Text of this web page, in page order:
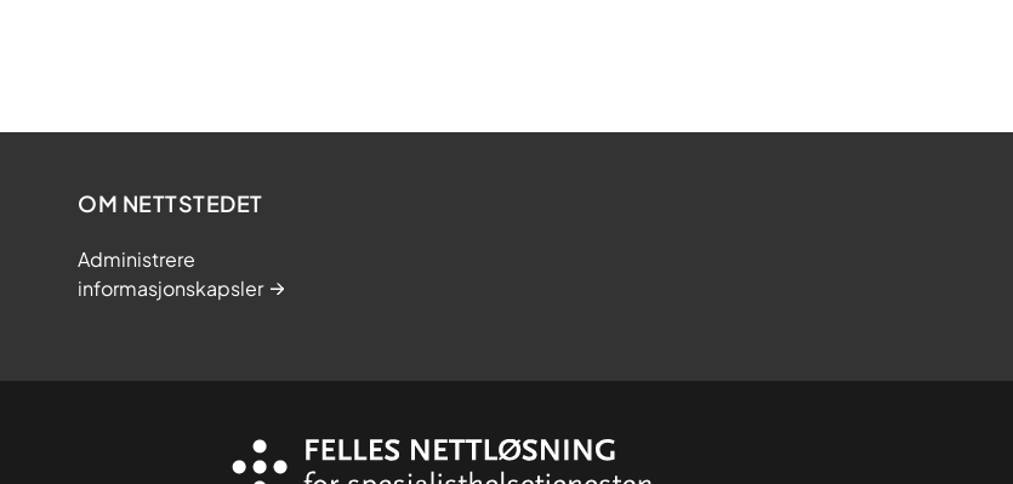
OM NETTSTEDET
Administrere
informasjonskapsler